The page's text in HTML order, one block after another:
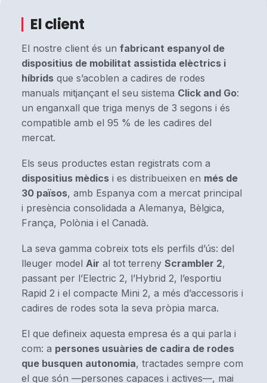
El client
El nostre client és un fabricant espanyol de
dispositius de mobilitat assistida elèctrics i
híbrids que s’acoblen a cadires de rodes
manuals mitjançant el seu sistema Click and Go:
un enganxall que triga menys de 3 segons i és
compatible amb el 95 % de les cadires del
mercat.
Els seus productes estan registrats com a
dispositius mèdics i es distribueixen en més de
30 països, amb Espanya com a mercat principal
i presència consolidada a Alemanya, Bèlgica,
França, Polònia i el Canadà.
La seva gamma cobreix tots els perfils d’ús: del
lleuger model Air al tot terreny Scrambler 2,
passant per l’Electric 2, l’Hybrid 2, l’esportiu
Rapid 2 i el compacte Mini 2, a més d’accessoris i
cadires de rodes sota la seva pròpia marca.
El que defineix aquesta empresa és a qui parla i
com: a persones usuàries de cadira de rodes
que busquen autonomia, tractades sempre com
el que són —persones capaces i actives—, mai